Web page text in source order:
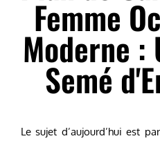
Femme
Moderne :
Semé
Le sujet d’aujourd’hui est